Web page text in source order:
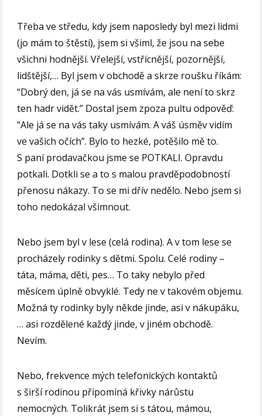
Třeba ve středu, kdy jsem naposledy byl mezi lidmi
(jo mám to štěstí), jsem si všiml, že jsou na sebe
všichni hodnější. Vřelejší, vstřícnější, pozornější,
lidštější,… Byl jsem v obchodě a skrze roušku říkám:
“Dobrý den, já se na vás usmívám, ale není to skrz
ten hadr vidět.” Dostal jsem zpoza pultu odpověď:
“Ale já se na vás taky usmívám. A váš úsměv vidím
ve vašich očích”. Bylo to hezké, potěšilo mě to.
S paní prodavačkou jsme se POTKALI. Opravdu
potkali. Dotkli se a to s malou pravděpodobností
přenosu nákazy. To se mi dřív nedělo. Nebo jsem si
toho nedokázal všimnout.
Nebo jsem byl v lese (celá rodina). A v tom lese se
procházely rodinky s dětmi. Spolu. Celé rodiny –
táta, máma, děti, pes… To taky nebylo před
měsícem úplně obvyklé. Tedy ne v takovém objemu.
Možná ty rodinky byly někde jinde, asi v nákupáku,
… asi rozdělené každý jinde, v jiném obchodě.
Nevím.
Nebo, frekvence mých telefonických kontaktů
s širší rodinou připomíná křivky nárůstu
nemocných. Tolikrát jsem si s tátou, mámou,